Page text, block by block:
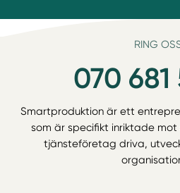
RING
070 681
Smartproduktion är ett
som är specifikt inriktade
tjänsteföretag driva,